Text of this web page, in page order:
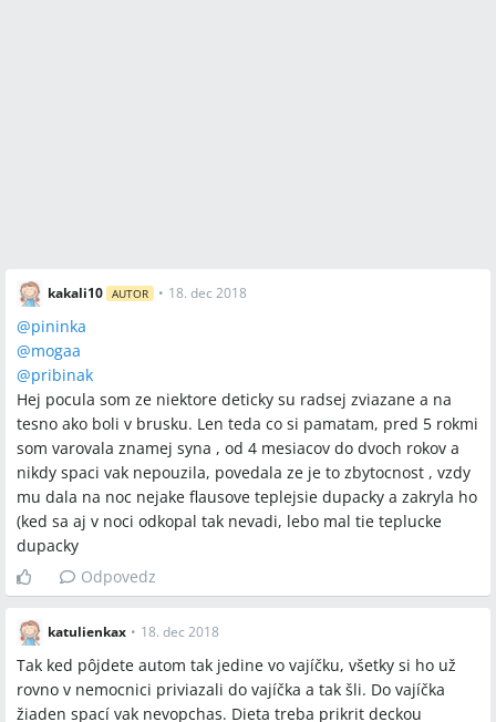
Aká presná veľkosť oblečenia (52 vs 56) je optimálna pri
konkrétnej očakávanej pôrodnej hmotnosti?
Ako dlho je bezpečné a vhodné dieťa pevne zavinovať bez
rizika prehriatia alebo obmedzenia pohybu?
Spomenuté značky a firmy
Brendon, Ulítka, ulitkashop, Koník, sport-active.sk,
emamamamu.sk
Spomenuté produkty a metódy
zavinovačka, ulítka, perinka, spací vak, spací vak veľkosť 0–6,
spací vak veľkosť 6–18, deka do vajíčka, autodeka „kukla“,
vystužený chrbtík, suchý zips, oblečenie veľkosti 52, 56, 68,
kakali10 AUTOR • 18. dec 2018
@pininka
@mogaa
@pribinak
Hej pocula som ze niektore deticky su radsej zviazane a na
tesno ako boli v brusku. Len teda co si pamatam, pred 5 rokmi
som varovala znamej syna , od 4 mesiacov do dvoch rokov a
nikdy spaci vak nepouzila, povedala ze je to zbytocnost , vzdy
mu dala na noc nejake flausove teplejsie dupacky a zakryla ho
(ked sa aj v noci odkopal tak nevadi, lebo mal tie teplucke
dupacky
Odpovedz
katulienkax • 18. dec 2018
Tak ked pôjdete autom tak jedine vo vajíčku, všetky si ho už
rovno v nemocnici priviazali do vajíčka a tak šli. Do vajíčka
žiaden spací vak nevopchas. Dieta treba prikrit deckou